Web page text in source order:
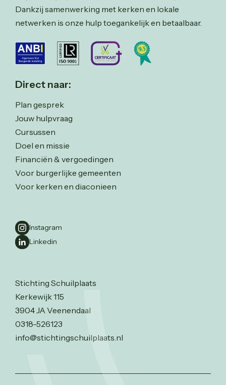
Dankzij samenwerking met kerken en lokale
netwerken is onze hulp toegankelijk en betaalbaar.
Direct naar:
Plan gesprek
Jouw hulpvraag
Cursussen
Doel en missie
Financiën & vergoedingen
Voor burgerlijke gemeenten
Voor kerken en diaconieen
Instagram
Linkedin
Stichting Schuilplaats
Kerkewijk 115
3904 JA Veenendaal
0318-526123
info@stichtingschuilplaats.nl